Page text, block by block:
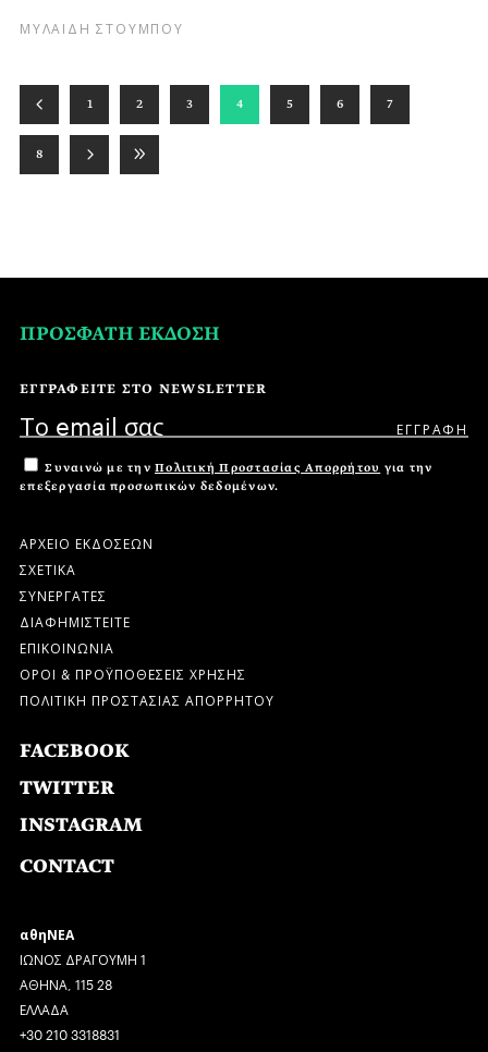
ΜΥΛΑΙΔΗ ΣΤΟΥΜΠΟΥ
1 2 3 4 5 6 7
8
ΠΡΟΣΦΑΤΗ ΕΚΔΟΣΗ
ΕΓΓΡΑΦΕΙΤΕ ΣΤΟ NEWSLETTER
Συναινώ με την Πολιτική Προστασίας Απορρήτου για την
επεξεργασία προσωπικών δεδομένων.
ΑΡΧΕΙΟ ΕΚΔΟΣΕΩΝ
ΣΧΕΤΙΚΑ
ΣΥΝΕΡΓΑΤΕΣ
ΔΙΑΦΗΜΙΣΤΕΙΤΕ
ΕΠΙΚΟΙΝΩΝΙΑ
ΟΡΟΙ & ΠΡΟΫΠΟΘΕΣΕΙΣ ΧΡΗΣΗΣ
ΠΟΛΙΤΙΚΗ ΠΡΟΣΤΑΣΙΑΣ ΑΠΟΡΡΗΤΟΥ
FACEBOOK
TWITTER
INSTAGRAM
CONTACT
αθηΝΕΑ
ΙΩΝΟΣ ΔΡΑΓΟΥΜΗ 1
ΑΘΗΝΑ, 115 28
ΕΛΛΑΔΑ
+30 210 3318831